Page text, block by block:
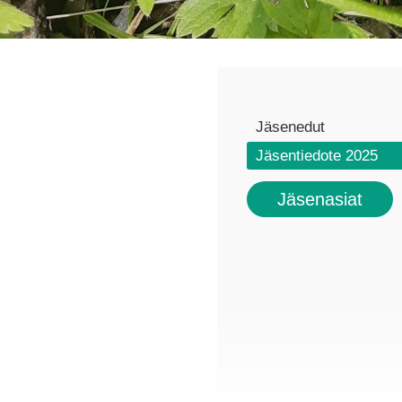
Jäsenedut
Jäsentiedote 2025
Jäsenasiat